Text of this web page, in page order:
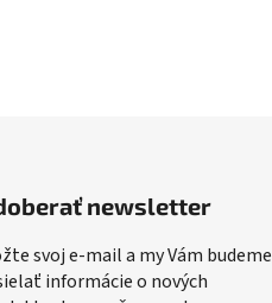
newsletter
svoj e-mail a my Vám budeme
informácie o nových